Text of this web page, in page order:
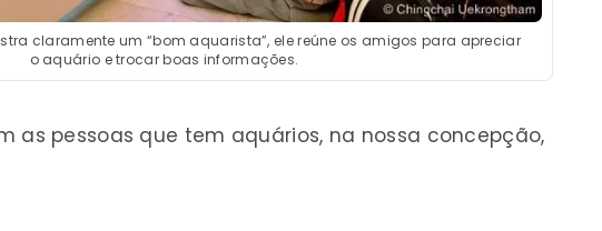
claramente um “bom aquarista”, ele reúne os amigos para apreciar
o aquário e trocar boas informações.
as pessoas que tem aquários, na nossa concepção,